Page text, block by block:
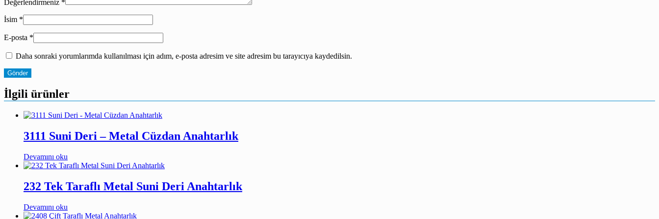
Değerlendirmeniz *
İsim *
E-posta *
Daha sonraki yorumlarımda kullanılması için adım, e-posta adresim ve site adresim bu tarayıcıya kaydedilsin.
İlgili ürünler
3111 Suni Deri – Metal Cüzdan Anahtarlık
Devamını oku
232 Tek Taraflı Metal Suni Deri Anahtarlık
Devamını oku